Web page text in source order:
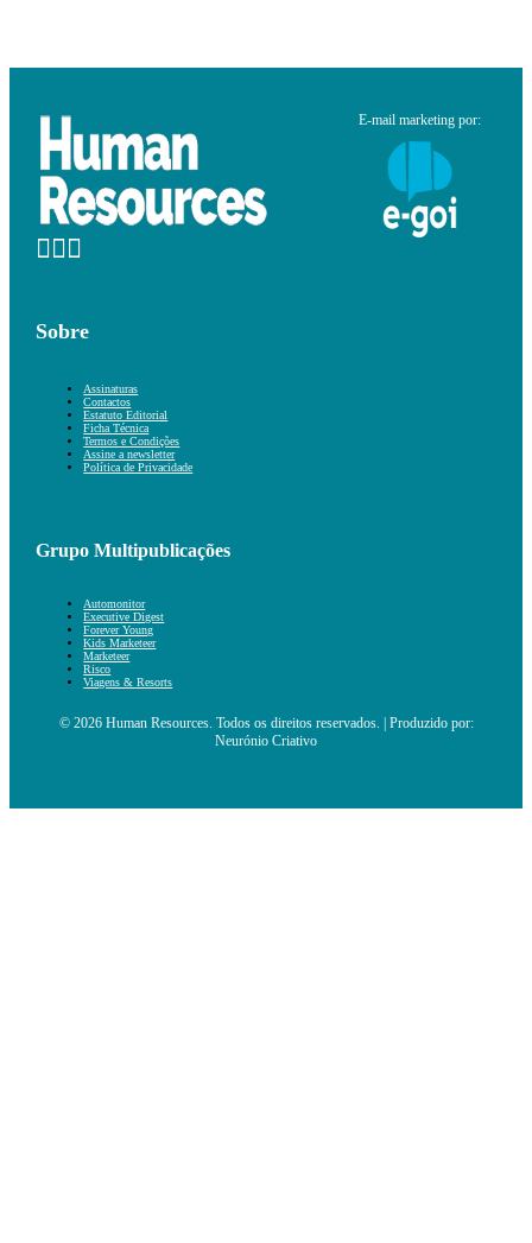
E-mail marketing por:
Sobre
Assinaturas
Contactos
Estatuto Editorial
Ficha Técnica
Termos e Condições
Assine a newsletter
Política de Privacidade
Grupo Multipublicações
Automonitor
Executive Digest
Forever Young
Kids Marketeer
Marketeer
Risco
Viagens & Resorts
© 2026 Human Resources. Todos os direitos reservados. | Produzido por:
Neurónio Criativo